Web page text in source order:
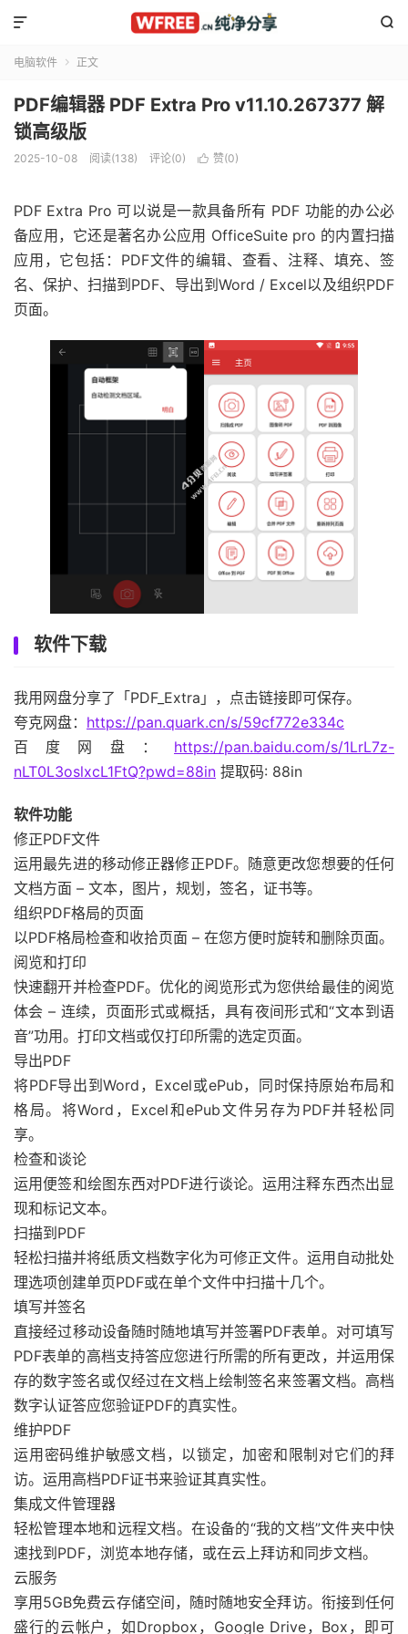


电脑软件  正文
PDF编辑器 PDF Extra Pro v11.10.267377 解
锁高级版
2025-10-08 阅读(138) 评论(0)  赞(0)
PDF Extra Pro 可以说是一款具备所有 PDF 功能的办公必
备应用，它还是著名办公应用 OfficeSuite pro 的内置扫描
应用，它包括：PDF文件的编辑、查看、注释、填充、签
名、保护、扫描到PDF、导出到Word / Excel以及组织PDF
页面。
软件下载
我用网盘分享了「PDF_Extra」，点击链接即可保存。
夸克网盘： https://pan.quark.cn/s/59cf772e334c
百度网盘： https://pan.baidu.com/s/1LrL7z-
nLT0L3oslxcL1FtQ?pwd=88in 提取码: 88in
软件功能
修正PDF文件
运用最先进的移动修正器修正PDF。随意更改您想要的任何
文档方面 – 文本，图片，规划，签名，证书等。
组织PDF格局的页面
以PDF格局检查和收拾页面 – 在您方便时旋转和删除页面。
阅览和打印
快速翻开并检查PDF。优化的阅览形式为您供给最佳的阅览
体会 – 连续，页面形式或概括，具有夜间形式和“文本到语
音”功用。打印文档或仅打印所需的选定页面。
导出PDF
将PDF导出到Word，Excel或ePub，同时保持原始布局和
格局。将Word，Excel和ePub文件另存为PDF并轻松同
享。
检查和谈论
运用便签和绘图东西对PDF进行谈论。运用注释东西杰出显
现和标记文本。
扫描到PDF
轻松扫描并将纸质文档数字化为可修正文件。运用自动批处
理选项创建单页PDF或在单个文件中扫描十几个。
填写并签名
直接经过移动设备随时随地填写并签署PDF表单。对可填写
PDF表单的高档支持答应您进行所需的所有更改，并运用保
存的数字签名或仅经过在文档上绘制签名来签署文档。高档
数字认证答应您验证PDF的真实性。
维护PDF
运用密码维护敏感文档，以锁定，加密和限制对它们的拜
访。运用高档PDF证书来验证其真实性。
集成文件管理器
轻松管理本地和远程文档。在设备的“我的文档”文件夹中快
速找到PDF，浏览本地存储，或在云上拜访和同步文档。
云服务
享用5GB免费云存储空间，随时随地安全拜访。衔接到任何
盛行的云帐户，如Dropbox，Google Drive，Box，即可